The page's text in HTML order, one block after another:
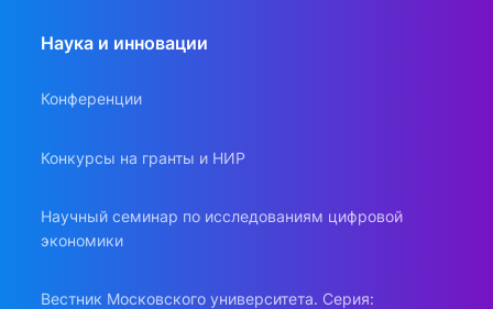
Наука и инновации
Конференции
Конкурсы на гранты и НИР
Научный семинар по исследованиям цифровой
экономики
Вестник Московского университета. Серия: